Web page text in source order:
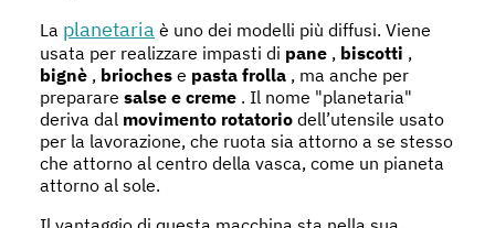
La planetaria è uno dei modelli più diffusi. Viene
usata per realizzare impasti di pane , biscotti ,
bignè , brioches e pasta frolla , ma anche per
preparare salse e creme . Il nome "planetaria"
deriva dal movimento rotatorio dell’utensile usato
per la lavorazione, che ruota sia attorno a se stesso
che attorno al centro della vasca, come un pianeta
attorno al sole.